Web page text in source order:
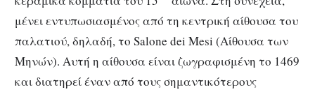
μένει εντυπωσιασμένος από τη κεντρική αίθουσα του
παλατιού, δηλαδή, το Salone dei Mesi (Αίθουσα των
Μηνών). Αυτή η αίθουσα είναι ζωγραφισμένη το 1469
και διατηρεί έναν από τους σημαντικότερους